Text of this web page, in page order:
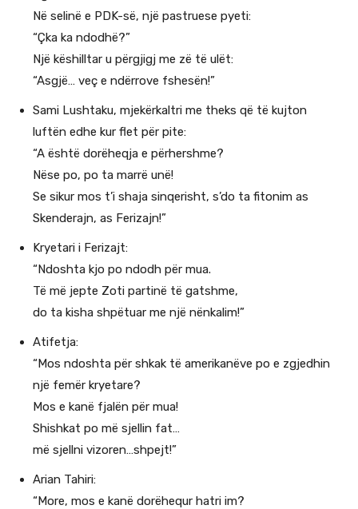
Në selinë e PDK-së, një pastruese pyeti:
“Çka ka ndodhë?”
Një këshilltar u përgjigj me zë të ulët:
“Asgjë… veç e ndërrove fshesën!”
Sami Lushtaku, mjekërkaltri me theks që të kujton
luftën edhe kur flet për pite:
“A është dorëheqja e përhershme?
Nëse po, po ta marrë unë!
Se sikur mos t’i shaja sinqerisht, s’do ta fitonim as
Skenderajn, as Ferizajn!”
Kryetari i Ferizajt:
“Ndoshta kjo po ndodh për mua.
Të më jepte Zoti partinë të gatshme,
do ta kisha shpëtuar me një nënkalim!”
Atifetja:
“Mos ndoshta për shkak të amerikanëve po e zgjedhin
një femër kryetare?
Mos e kanë fjalën për mua!
Shishkat po më sjellin fat…
më sjellni vizoren…shpejt!”
Arian Tahiri:
“More, mos e kanë dorëhequr hatri im?